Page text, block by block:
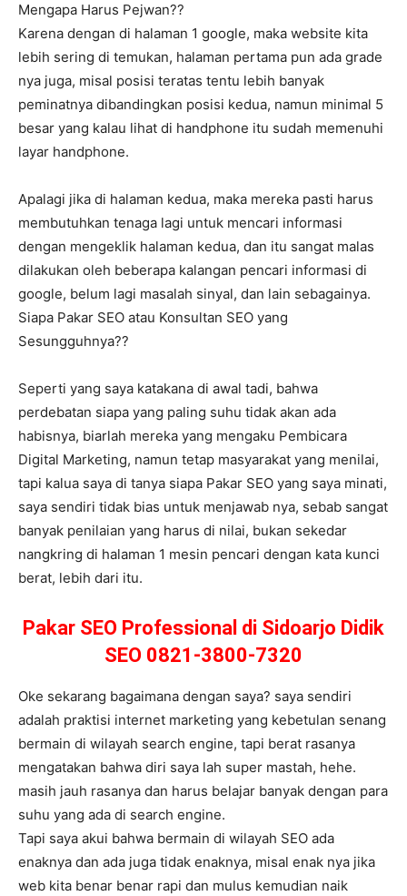
Mengapa Harus Pejwan??
Karena dengan di halaman 1 google, maka website kita
lebih sering di temukan, halaman pertama pun ada grade
nya juga, misal posisi teratas tentu lebih banyak
peminatnya dibandingkan posisi kedua, namun minimal 5
besar yang kalau lihat di handphone itu sudah memenuhi
layar handphone.
Apalagi jika di halaman kedua, maka mereka pasti harus
membutuhkan tenaga lagi untuk mencari informasi
dengan mengeklik halaman kedua, dan itu sangat malas
dilakukan oleh beberapa kalangan pencari informasi di
google, belum lagi masalah sinyal, dan lain sebagainya.
Siapa Pakar SEO atau Konsultan SEO yang
Sesungguhnya??
Seperti yang saya katakana di awal tadi, bahwa
perdebatan siapa yang paling suhu tidak akan ada
habisnya, biarlah mereka yang mengaku Pembicara
Digital Marketing, namun tetap masyarakat yang menilai,
tapi kalua saya di tanya siapa Pakar SEO yang saya minati,
saya sendiri tidak bias untuk menjawab nya, sebab sangat
banyak penilaian yang harus di nilai, bukan sekedar
nangkring di halaman 1 mesin pencari dengan kata kunci
berat, lebih dari itu.
Pakar SEO Professional di Sidoarjo Didik
SEO 0821-3800-7320
Oke sekarang bagaimana dengan saya? saya sendiri
adalah praktisi internet marketing yang kebetulan senang
bermain di wilayah search engine, tapi berat rasanya
mengatakan bahwa diri saya lah super mastah, hehe.
masih jauh rasanya dan harus belajar banyak dengan para
suhu yang ada di search engine.
Tapi saya akui bahwa bermain di wilayah SEO ada
enaknya dan ada juga tidak enaknya, misal enak nya jika
web kita benar benar rapi dan mulus kemudian naik